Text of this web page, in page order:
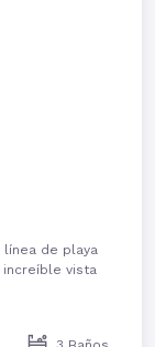
línea de playa
increíble vista